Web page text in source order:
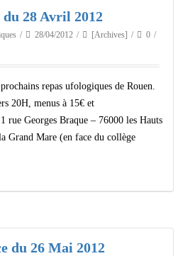
du 28 Avril 2012
28/04/2012 [Archives]
0
repas ufologiques de Rouen.
20H, menus à 15€ et
rue Georges Braque – 76000 les Hauts
Grand Mare (en face du collège
du 26 Mai 2012